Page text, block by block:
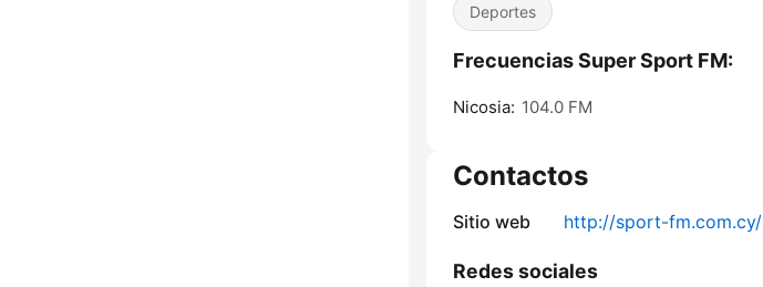
Deportes
Frecuencias Super Sport FM:
Nicosia: 104.0 FM
Contactos
Sitio web http://sport-fm.com.cy/
Redes sociales